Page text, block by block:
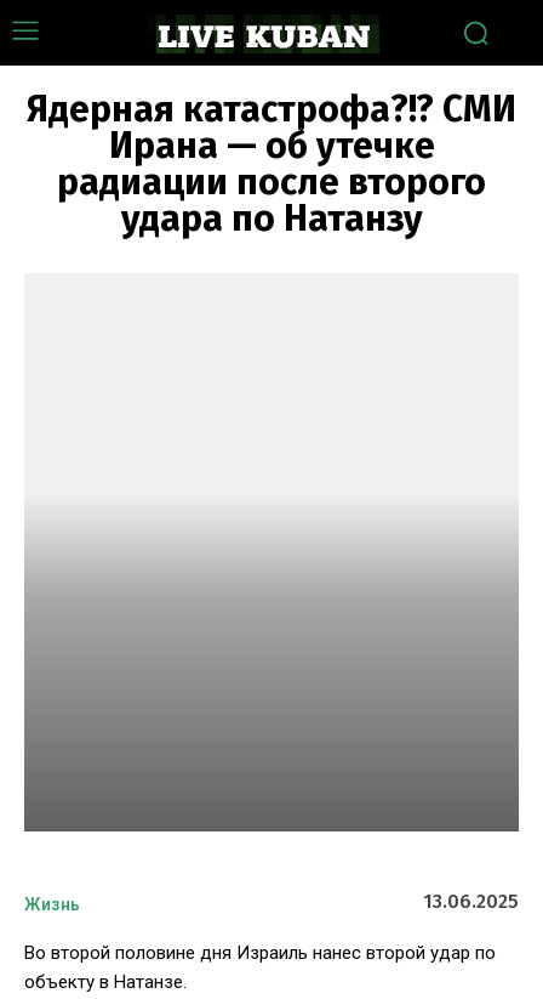
Ядерная катастрофа?!? СМИ
Ирана — об утечке
радиации после второго
удара по Натанзу
Жизнь 13.06.2025
Во второй половине дня Израиль нанес второй удар по
объекту в Натанзе.